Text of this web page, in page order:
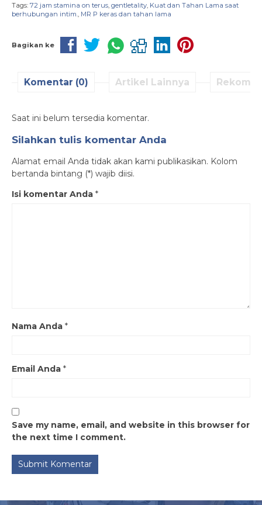
Tags: 72 jam stamina on terus, gentletality, Kuat dan Tahan Lama saat
berhubungan intim., MR P keras dan tahan lama
Bagikan ke
Komentar (0) Artikel Lainnya
Saat ini belum tersedia komentar.
Silahkan tulis komentar Anda
Alamat email Anda tidak akan kami publikasikan. Kolom
bertanda bintang (*) wajib diisi.
Isi komentar Anda *
Nama Anda *
Email Anda *
Save my name, email, and website in this browser for
the next time I comment.